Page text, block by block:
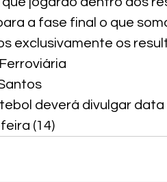
a fase final o que
exclusivamente os
deverá divulgar
(14)